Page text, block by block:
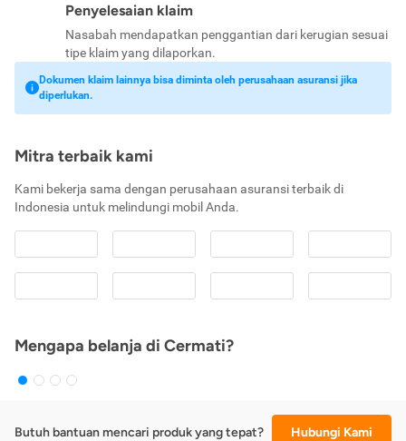
Penyelesaian klaim
Nasabah mendapatkan penggantian dari kerugian sesuai
tipe klaim yang dilaporkan.
Dokumen klaim lainnya bisa diminta oleh perusahaan asuransi jika
diperlukan.
Mitra terbaik kami
Kami bekerja sama dengan perusahaan asuransi terbaik di
Indonesia untuk melindungi mobil Anda.
Mengapa belanja di Cermati?
Butuh bantuan mencari produk yang tepat? Hubungi Kami